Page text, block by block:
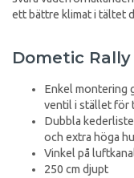
ett bättre klimat i tältet
Dometic
Enkel montering
ventil i stället för
Dubbla
och extra höga
Vinkel på
250 cm djupt